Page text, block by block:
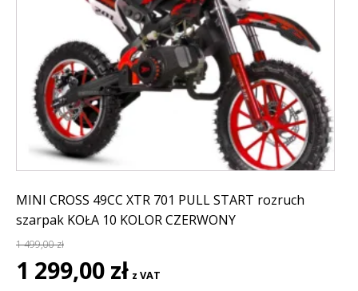
MINI CROSS 49CC XTR 701 PULL START rozruch
szarpak KOŁA 10 KOLOR CZERWONY
1 499,00zł
Pierwotna
cena
1 299,00 zł cena
z VAT